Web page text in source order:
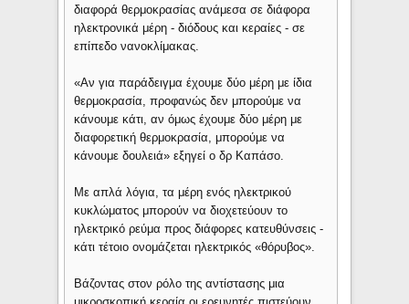
διαφορά θερμοκρασίας ανάμεσα σε διάφορα
ηλεκτρονικά μέρη - διόδους και κεραίες - σε
επίπεδο νανοκλίμακας.
«Αν για παράδειγμα έχουμε δύο μέρη με ίδια
θερμοκρασία, προφανώς δεν μπορούμε να
κάνουμε κάτι, αν όμως έχουμε δύο μέρη με
διαφορετική θερμοκρασία, μπορούμε να
κάνουμε δουλειά» εξηγεί ο δρ Καπάσο.
Με απλά λόγια, τα μέρη ενός ηλεκτρικού
κυκλώματος μπορούν να διοχετεύουν το
ηλεκτρικό ρεύμα προς διάφορες κατευθύνσεις -
κάτι τέτοιο ονομάζεται ηλεκτρικός «θόρυβος».
Βάζοντας στον ρόλο της αντίστασης μια